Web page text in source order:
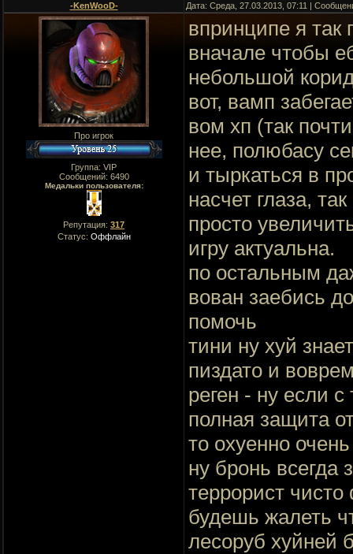
-KenWooD- Дата: Среда, 27.03.2013, 07:11 |
Про игрок
Группа: VIP
Сообщений: 6490
Медальки пользователя:
Репутация: 317
Статус: Оффлайн
впринципе я так
вначале чтобы
небольшой
вот, вамп
вом хп (так
нее, полюбасу
и тыркаться в
насчет глаза,
просто
игру актуальна.
по остальным
вован заебись
помочь
тини ну хуй
пиздато и
реген - ну если
полная защита
то охуенно очень
ну бронь всегда
террорист
будешь жалеть
лесоруб хуйней